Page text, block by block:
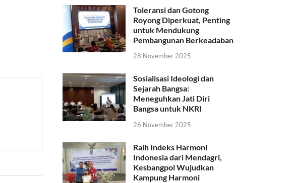
Toleransi dan Gotong
Royong Diperkuat, Penting
untuk Mendukung
Pembangunan Berkeadaban
28 November 2025
Sosialisasi Ideologi dan
Sejarah Bangsa:
Meneguhkan Jati Diri
Bangsa untuk NKRI
26 November 2025
Raih Indeks Harmoni
Indonesia dari Mendagri,
Kesbangpol Wujudkan
Kampung Harmoni